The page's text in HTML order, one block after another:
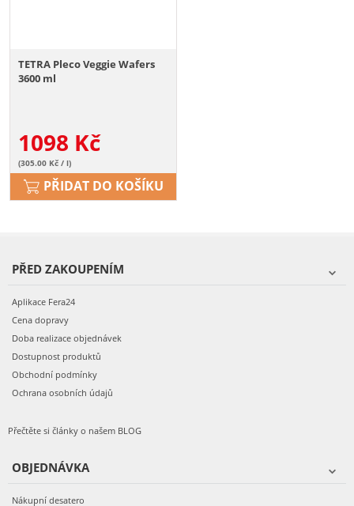
TETRA Pleco Veggie Wafers
3600 ml
1098 Kč
(305.00 Kč / l)
PŘIDAT DO KOŠÍKU
PŘED ZAKOUPENÍM
Aplikace Fera24
Cena dopravy
Doba realizace objednávek
Dostupnost produktů
Obchodní podmínky
Ochrana osobních údajů
Přečtěte si články o našem BLOG
OBJEDNÁVKA
Nákupní desatero